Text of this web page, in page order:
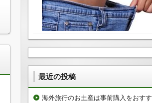
最近の投稿
海外旅行のお土産は事前購入をおすす